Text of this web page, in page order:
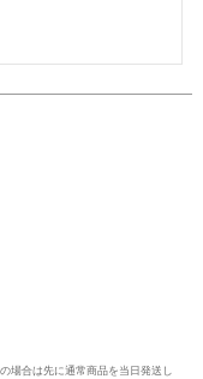
場合は先に通常商品を当日発送し